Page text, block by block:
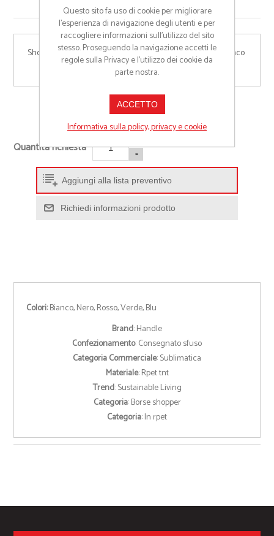
Shopper in R-pet 80 g/m2 , con manici lunghi. Il colore bianco
è adatto per la stampa in sublimazione
Cod:22104
Quantità richiesta
-
Aggiungi alla lista preventivo
Richiedi informazioni prodotto
Colori:Bianco, Nero, Rosso, Verde, Blu
Brand: Handle
Confezionamento: Consegnato sfuso
Categoria Commerciale: Sublimatica
Materiale: Rpet tnt
Trend: Sustainable Living
Categoria: Borse shopper
Categoria: In rpet
Questo sito fa uso di cookie per migliorare
l’esperienza di navigazione degli utenti e per
raccogliere informazioni sull’utilizzo del sito
stesso. Proseguendo la navigazione accetti le
regole sulla Privacy e l'utilizzo dei cookie da
parte nostra.
ACCETTO
Informativa sulla policy, privacy e cookie